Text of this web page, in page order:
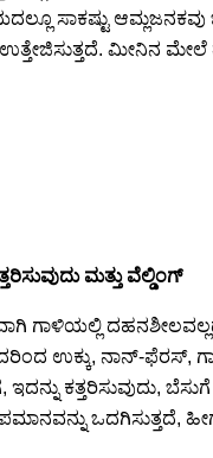
ಸಾಕಷ್ಟು
ಮೀನಿನ ಮೇಲೆ
ಮತ್ತು ವೆಲ್ಡಿಂಗ್
ಗಾಳಿಯಲ್ಲಿ
ಉಕ್ಕು, ನಾನ್-ಫೆರಸ್,
ಇದನ್ನು ಕತ್ತರಿಸುವುದು,
ಒದಗಿಸುತ್ತದೆ,